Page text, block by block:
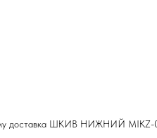
доставка ШКИВ НИЖНИЙ MIKZ-